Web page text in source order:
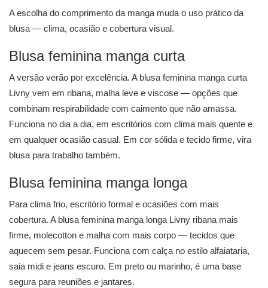
A escolha do comprimento da manga muda o uso prático da
blusa — clima, ocasião e cobertura visual.
Blusa feminina manga curta
A versão verão por excelência. A blusa feminina manga curta
Livny vem em ribana, malha leve e viscose — opções que
combinam respirabilidade com caimento que não amassa.
Funciona no dia a dia, em escritórios com clima mais quente e
em qualquer ocasião casual. Em cor sólida e tecido firme, vira
blusa para trabalho também.
Blusa feminina manga longa
Para clima frio, escritório formal e ocasiões com mais
cobertura. A blusa feminina manga longa Livny ribana mais
firme, molecotton e malha com mais corpo — tecidos que
aquecem sem pesar. Funciona com calça no estilo alfaiataria,
saia midi e jeans escuro. Em preto ou marinho, é uma base
segura para reuniões e jantares.